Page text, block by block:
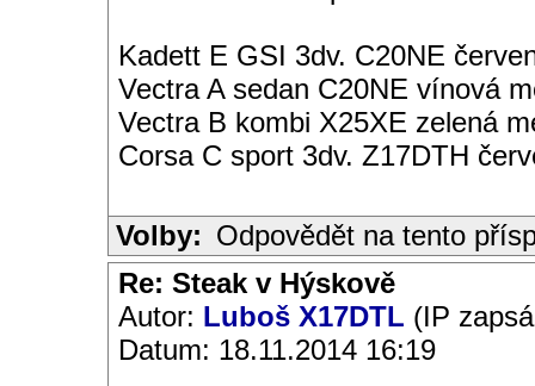
Kadett E GSI 3dv. C20NE
Vectra A sedan C20NE vínová
Vectra B kombi X25XE zelená
Corsa C sport 3dv. Z17DTH
Volby: Odpovědět na tento
Re: Steak v Hýskově
Autor: Luboš X17DTL (IP
Datum: 18.11.2014 16:19